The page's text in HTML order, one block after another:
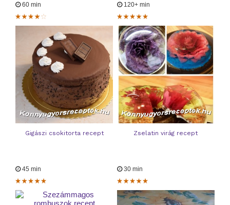
60 min
Gigászi csokitorta recept
120+ min
Zselatin virág recept
45 min 30 min